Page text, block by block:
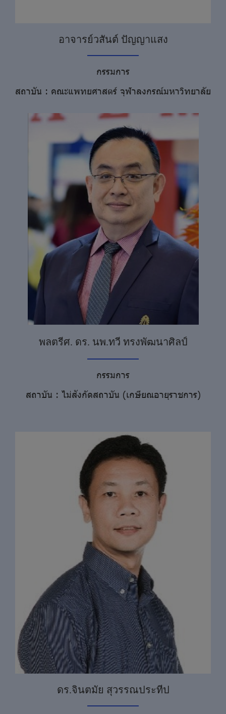
อาจารย์วสันต์ ปัญญาแสง
กรรมการ
สถาบัน : คณะแพทยศาสตร์ จุฬาลงกรณ์มหาวิทยาลัย
พลตรีศ. ดร. นพ.ทวี ทรงพัฒนาศิลป์
กรรมการ
สถาบัน : ไม่สังกัดสถาบัน (เกษียณอายุราชการ)
ดร.จินตมัย สุวรรณประทีป